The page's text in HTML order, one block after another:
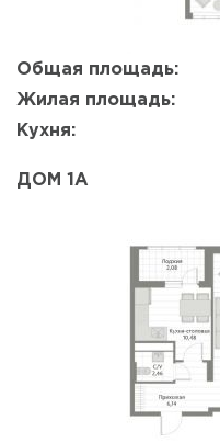
Общая площадь:
Жилая площадь:
Кухня:
ДОМ 1А